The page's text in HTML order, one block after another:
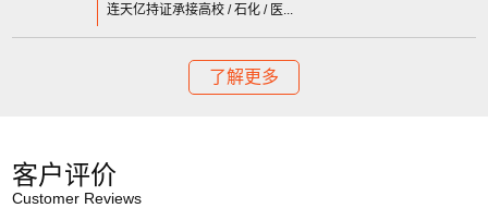
连天亿持证承接高校 / 石化 / 医...
了解更多
客户评价
Customer Reviews